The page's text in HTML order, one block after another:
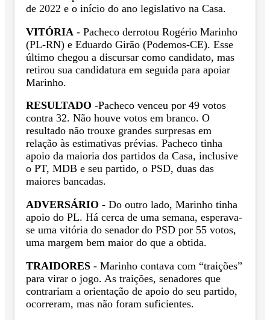
de 2022 e o início do ano legislativo na Casa.
VITÓRIA - Pacheco derrotou Rogério Marinho
(PL-RN) e Eduardo Girão (Podemos-CE). Esse
último chegou a discursar como candidato, mas
retirou sua candidatura em seguida para apoiar
Marinho.
RESULTADO -Pacheco venceu por 49 votos
contra 32. Não houve votos em branco. O
resultado não trouxe grandes surpresas em
relação às estimativas prévias. Pacheco tinha
apoio da maioria dos partidos da Casa, inclusive
o PT, MDB e seu partido, o PSD, duas das
maiores bancadas.
ADVERSÁRIO - Do outro lado, Marinho tinha
apoio do PL. Há cerca de uma semana, esperava-
se uma vitória do senador do PSD por 55 votos,
uma margem bem maior do que a obtida.
TRAIDORES - Marinho contava com “traições”
para virar o jogo. As traições, senadores que
contrariam a orientação de apoio do seu partido,
ocorreram, mas não foram suficientes.